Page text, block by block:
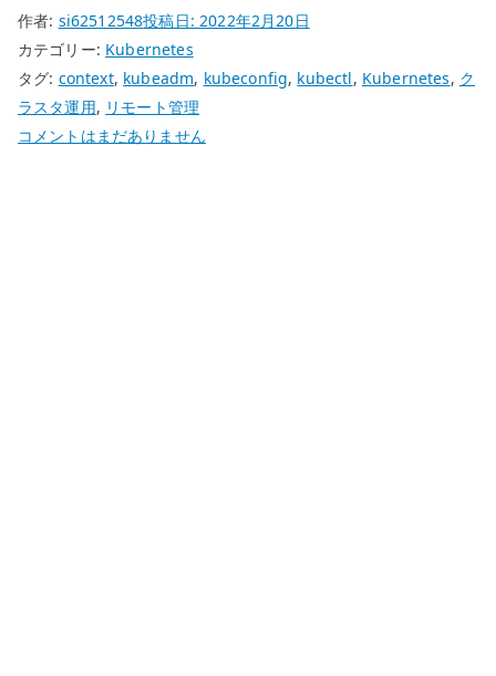
作者: si62512548投稿日:2022年2月20日
カテゴリー: Kubernetes
タグ: context, kubeadm, kubeconfig, kubectl, Kubernetes, ク
ラスタ運用, リモート管理
Kubernetes
コメントはまだありません